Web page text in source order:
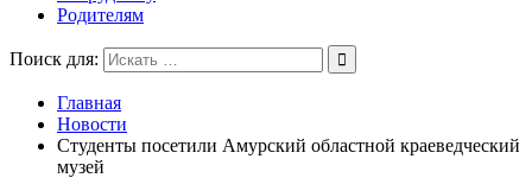
Родителям
Поиск для:
Главная
Новости
Студенты посетили Амурский областной краеведческий
музей